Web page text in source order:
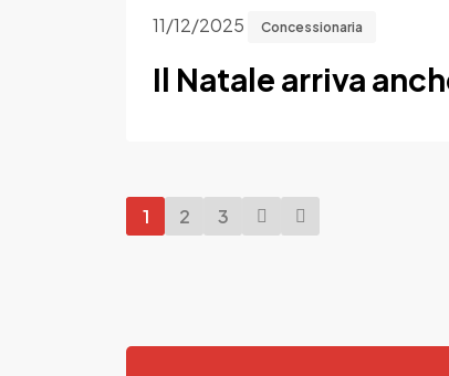
11/12/2025 Concessionaria
Il Natale arriva
1 2 3